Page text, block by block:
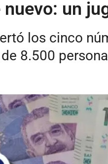
un
los cinco
8.500